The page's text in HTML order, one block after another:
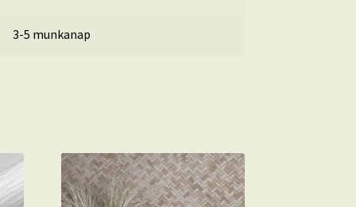
3-5 munkanap